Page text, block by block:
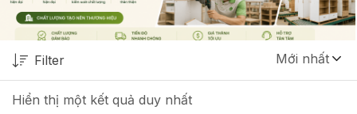
Hiển thị một kết quả duy nhất
Filter Mới nhất